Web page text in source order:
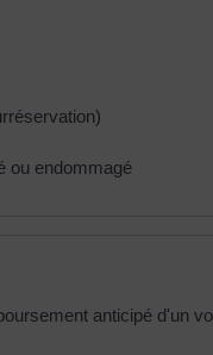
ou endommagé
anticipé d'un